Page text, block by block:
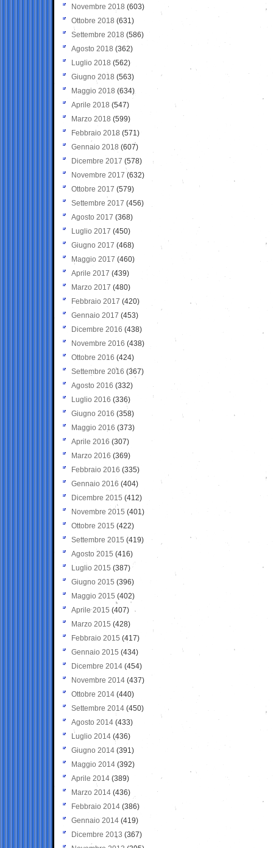
Novembre 2018 (603)
Ottobre 2018 (631)
Settembre 2018 (586)
Agosto 2018 (362)
Luglio 2018 (562)
Giugno 2018 (563)
Maggio 2018 (634)
Aprile 2018 (547)
Marzo 2018 (599)
Febbraio 2018 (571)
Gennaio 2018 (607)
Dicembre 2017 (578)
Novembre 2017 (632)
Ottobre 2017 (579)
Settembre 2017 (456)
Agosto 2017 (368)
Luglio 2017 (450)
Giugno 2017 (468)
Maggio 2017 (460)
Aprile 2017 (439)
Marzo 2017 (480)
Febbraio 2017 (420)
Gennaio 2017 (453)
Dicembre 2016 (438)
Novembre 2016 (438)
Ottobre 2016 (424)
Settembre 2016 (367)
Agosto 2016 (332)
Luglio 2016 (336)
Giugno 2016 (358)
Maggio 2016 (373)
Aprile 2016 (307)
Marzo 2016 (369)
Febbraio 2016 (335)
Gennaio 2016 (404)
Dicembre 2015 (412)
Novembre 2015 (401)
Ottobre 2015 (422)
Settembre 2015 (419)
Agosto 2015 (416)
Luglio 2015 (387)
Giugno 2015 (396)
Maggio 2015 (402)
Aprile 2015 (407)
Marzo 2015 (428)
Febbraio 2015 (417)
Gennaio 2015 (434)
Dicembre 2014 (454)
Novembre 2014 (437)
Ottobre 2014 (440)
Settembre 2014 (450)
Agosto 2014 (433)
Luglio 2014 (436)
Giugno 2014 (391)
Maggio 2014 (392)
Aprile 2014 (389)
Marzo 2014 (436)
Febbraio 2014 (386)
Gennaio 2014 (419)
Dicembre 2013 (367)